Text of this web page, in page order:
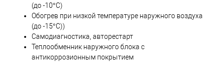
(до -10°C)
Обогрев при низкой температуре наружного воздуха
(до -15°C))
Самодиагностика, авторестарт
Теплообменник наружного блока с
антикоррозионным покрытием